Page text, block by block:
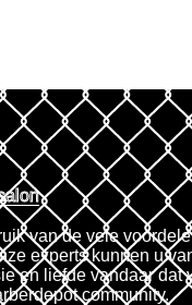
van de vele
experts kunnen u
en liefde vandaar dat
community.